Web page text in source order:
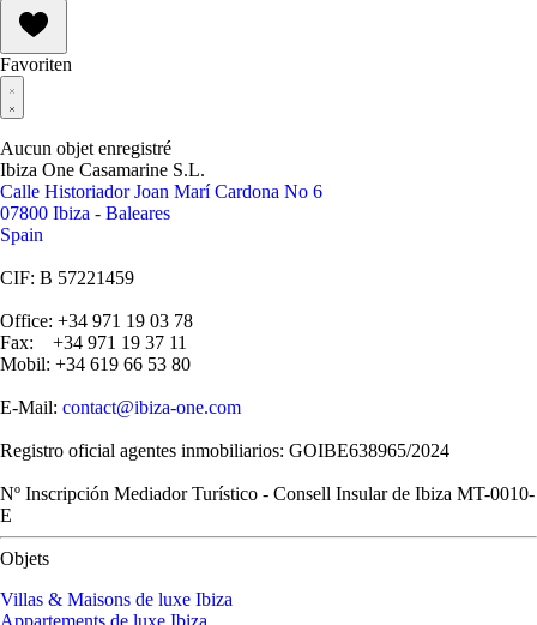
Favoriten
Aucun objet enregistré
Ibiza One Casamarine S.L.
Calle Historiador Joan Marí Cardona No 6
07800 Ibiza - Baleares
Spain
CIF: B 57221459
Office: +34 971 19 03 78
Fax: +34 971 19 37 11
Mobil: +34 619 66 53 80
E-Mail: contact@ibiza-one.com
Registro oficial agentes inmobiliarios: GOIBE638965/2024
Nº Inscripción Mediador Turístico - Consell Insular de Ibiza MT-0010-
E
Objets
Villas & Maisons de luxe Ibiza
Appartements de luxe Ibiza